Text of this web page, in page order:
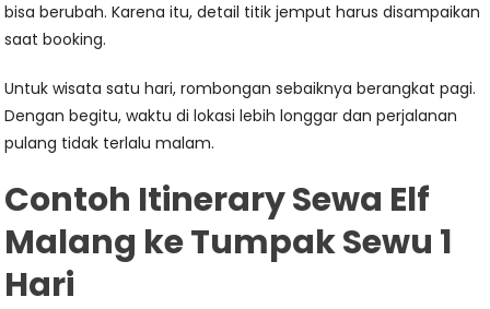
bisa berubah. Karena itu, detail titik jemput harus disampaikan
saat booking.
Untuk wisata satu hari, rombongan sebaiknya berangkat pagi.
Dengan begitu, waktu di lokasi lebih longgar dan perjalanan
pulang tidak terlalu malam.
Contoh Itinerary Sewa Elf
Malang ke Tumpak Sewu 1
Hari